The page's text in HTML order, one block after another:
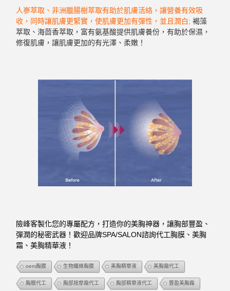
人嵾萃取、非洲臘腸樹萃取有助於肌膚活絡，讓營養有效吸
收，同時讓肌膚更緊實，使肌膚更加有彈性，並且潤白;褐藻
萃取、海茴香萃取，富有氨基酸提供肌膚養份，有助於保濕，
修復肌膚，讓肌膚更加的有光澤、柔嫩！
險峰客製化您的專屬配方，打造你的美胸神器，讓胸部豐盈、
彈潤的秘密武器！歡迎品牌SPA/SALON諮詢代工胸膜、美胸
霜、美胸精華液！
oem胸膜 生物纖維胸膜 美胸精華液 美胸霜代工
胸膜代工 胸部按摩霜代工 胸部精華液代工 豐盈美胸霜